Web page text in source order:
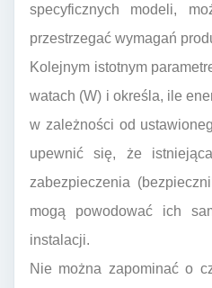
specyficznych modeli,
przestrzegać wymagań
Kolejnym istotnym
watach (W) i określa, ile
w zależności od
upewnić się, że
zabezpieczenia
mogą powodować ich
instalacji.
Nie można zapominać o